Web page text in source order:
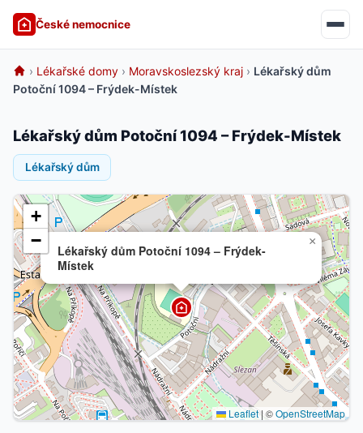
České nemocnice
› Lékařské domy › Moravskoslezský kraj › Lékařský dům
Potoční 1094 – Frýdek-Místek
Lékařský dům Potoční 1094 – Frýdek-Místek
Lékařský dům
Lékařský dům Potoční 1094 – Frýdek-
Místek
×
+
−
Leaflet | ©OpenStreetMap